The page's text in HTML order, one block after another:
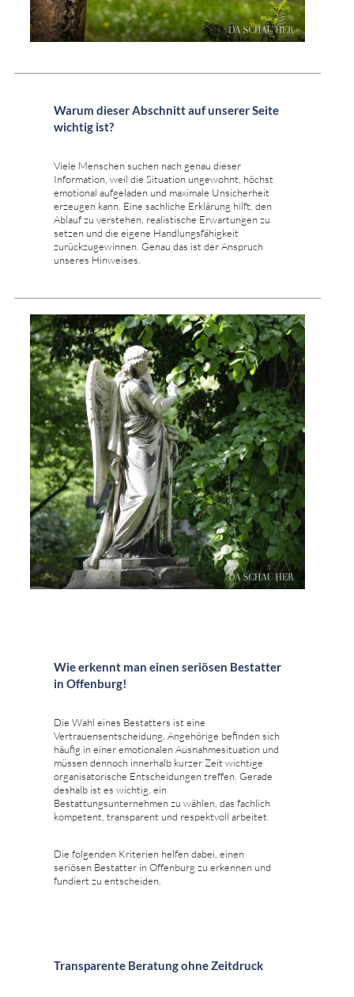
Warum dieser Abschnitt auf unserer Seite
wichtig ist?
Viele Menschen suchen nach genau dieser
Information, weil die Situation ungewohnt, höchst
emotional aufgeladen und maximale Unsicherheit
erzeugen kann. Eine sachliche Erklärung hilft, den
Ablauf zu verstehen, realistische Erwartungen zu
setzen und die eigene Handlungsfähigkeit
zurückzugewinnen. Genau das ist der Anspruch
unseres Hinweises.
Wie erkennt man einen seriösen Bestatter
in Offenburg!
Die Wahl eines Bestatters ist eine
Vertrauensentscheidung. Angehörige befinden sich
häufig in einer emotionalen Ausnahmesituation und
müssen dennoch innerhalb kurzer Zeit wichtige
organisatorische Entscheidungen treffen. Gerade
deshalb ist es wichtig, ein
Bestattungsunternehmen zu wählen, das fachlich
kompetent, transparent und respektvoll arbeitet.
Die folgenden Kriterien helfen dabei, einen
seriösen Bestatter in Offenburg zu erkennen und
fundiert zu entscheiden.
Transparente Beratung ohne Zeitdruck